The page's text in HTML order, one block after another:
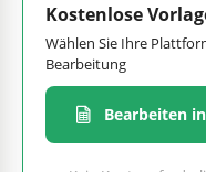
Kostenlose
Wählen Sie Ihre
Bearbeitung
Bearbeiten